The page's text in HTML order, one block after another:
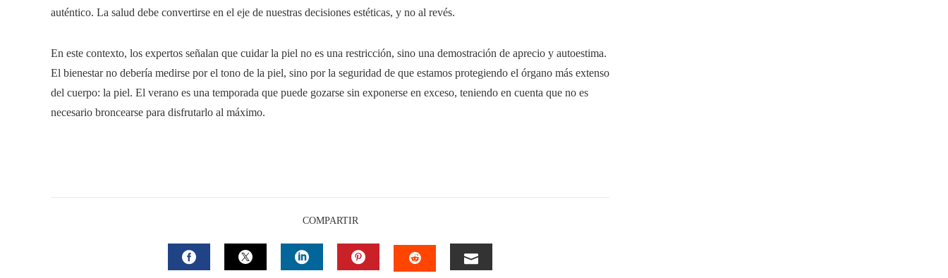
auténtico. La salud debe convertirse en el eje de nuestras decisiones estéticas, y no al revés.
En este contexto, los expertos señalan que cuidar la piel no es una restricción, sino una demostración de aprecio y autoestima.
El bienestar no debería medirse por el tono de la piel, sino por la seguridad de que estamos protegiendo el órgano más extenso
del cuerpo: la piel. El verano es una temporada que puede gozarse sin exponerse en exceso, teniendo en cuenta que no es
necesario broncearse para disfrutarlo al máximo.
COMPARTIR